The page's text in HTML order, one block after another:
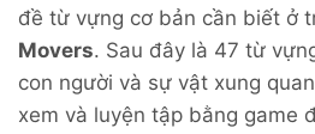
đề từ vựng cơ bản cần biết ở
Movers. Sau đây là 47 từ
con người và sự vật xung
xem và luyện tập bằng game